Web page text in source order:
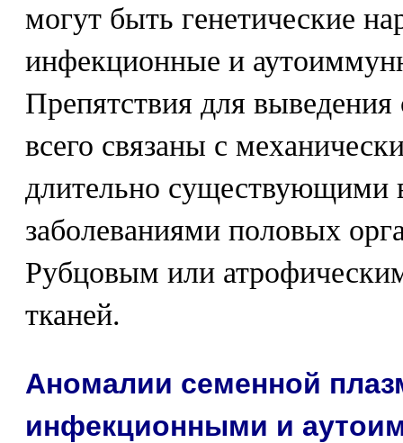
могут быть генетические
инфекционные и
Препятствия для
всего связаны с
длительно существующими
заболеваниями половых
Рубцовым или
тканей.
Аномалии семенной
инфекционными и